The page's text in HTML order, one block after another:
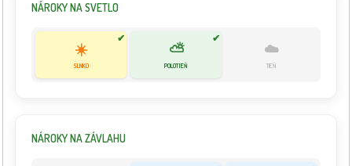
NÁROKY NA SVETLO
✔
☀️
SLNKO
✔
⛅
POLOTIEŇ
☁️
TIEŇ
NÁROKY NA ZÁVLAHU